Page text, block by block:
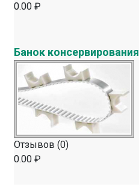
0.00 ₽
Банок консервирования
Отзывов (0)
0.00 ₽